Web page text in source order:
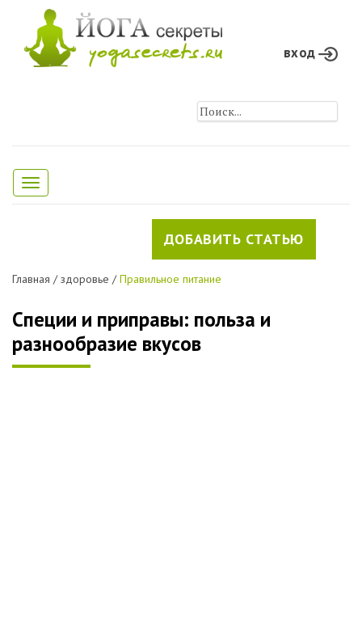
вход
Toggle
navigation
ДОБАВИТЬ СТАТЬЮ
Главная /здоровье /Правильное питание
Специи и приправы: польза и
разнообразие вкусов